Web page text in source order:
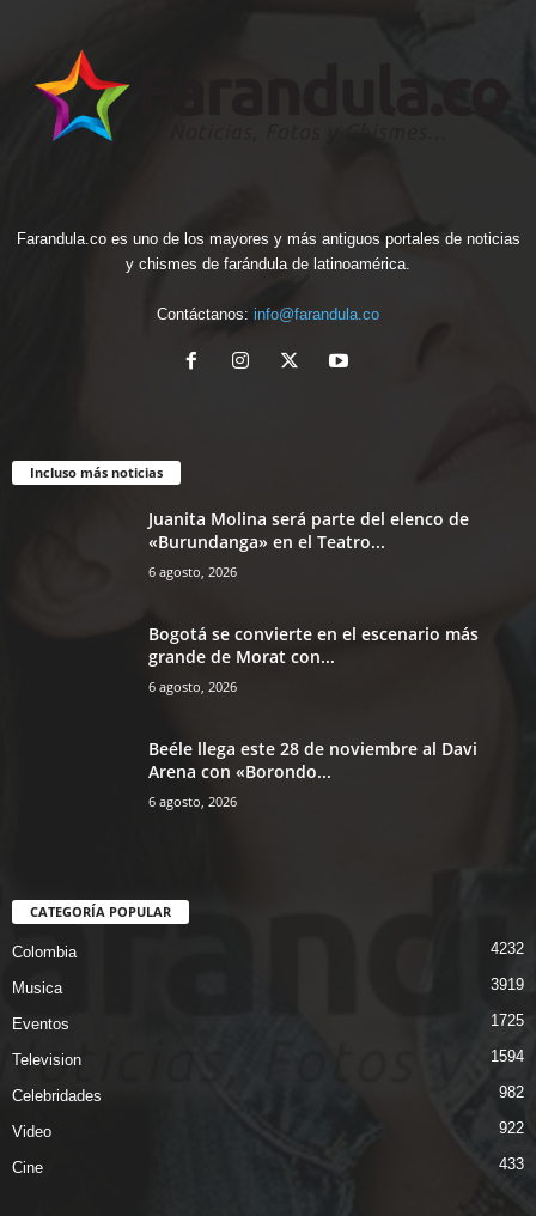
Farandula.co es uno de los mayores y más antiguos portales de noticias
y chismes de farándula de latinoamérica.
Contáctanos: info@farandula.co
Incluso más noticias
Juanita Molina será parte del elenco de
«Burundanga» en el Teatro...
6 agosto, 2026
Bogotá se convierte en el escenario más
grande de Morat con...
6 agosto, 2026
Beéle llega este 28 de noviembre al Davi
Arena con «Borondo...
6 agosto, 2026
CATEGORÍA POPULAR
Colombia 4232
Musica 3919
Eventos 1725
Television 1594
Celebridades 982
Video 922
Cine 433